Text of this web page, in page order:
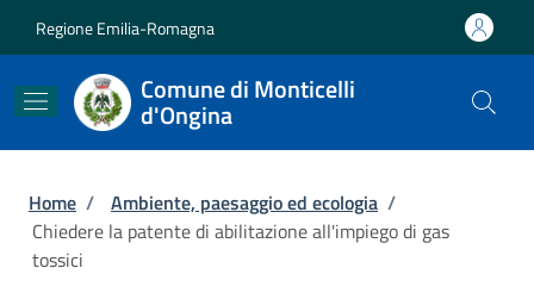
Regione Emilia-Romagna
Comune di Monticelli
d'Ongina
Briciole di pane
Home / Ambiente, paesaggio ed ecologia /
Chiedere la patente di abilitazione all'impiego di gas
tossici